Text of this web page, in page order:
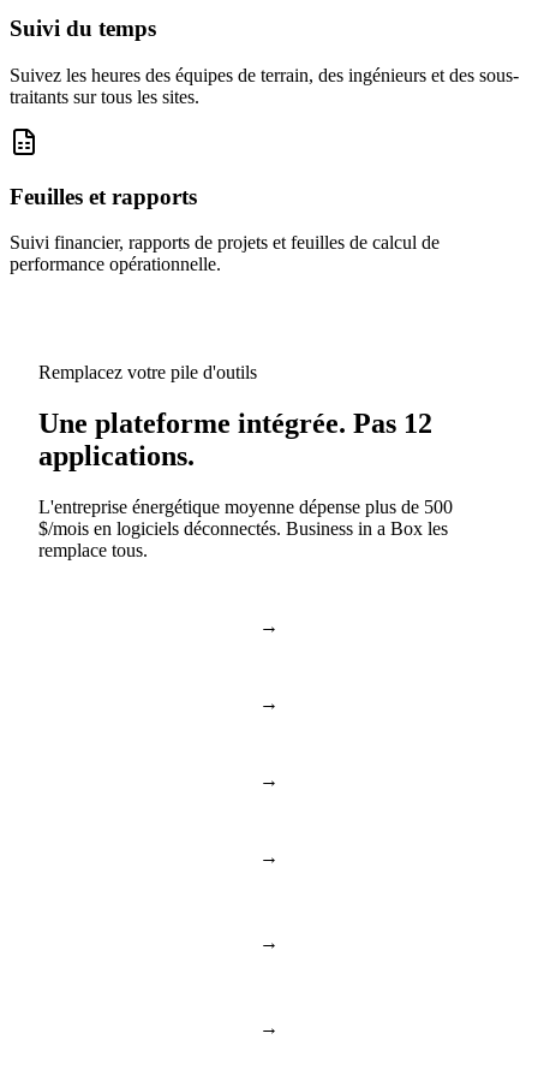
Suivi du temps
Suivez les heures des équipes de terrain, des ingénieurs et des sous-
traitants sur tous les sites.
Feuilles et rapports
Suivi financier, rapports de projets et feuilles de calcul de
performance opérationnelle.
Remplacez votre pile d'outils
Une plateforme intégrée. Pas 12
applications.
L'entreprise énergétique moyenne dépense plus de 500
$/mois en logiciels déconnectés. Business in a Box les
remplace tous.
→
→
→
→
→
→